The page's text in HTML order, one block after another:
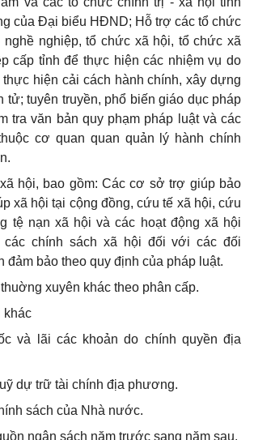
của Đại biểu HĐND; Hỗ trợ các tổ chức
nghiệp, tổ chức xã hội, tổ chức xã
cấp tỉnh để thực hiện các nhiệm vụ do
hiện cải cách hành chính, xây dựng
tử; tuyên truyền, phổ biến giáo dục pháp
tra văn bản quy phạm pháp luật và các
cơ quan quan quản lý hành chính
hội, bao gồm: Các cơ sở trợ giúp bảo
xã hội tại cộng đồng, cứu tế xã hội, cứu
tệ nạn xã hội và các hoạt động xã hội
các chính sách xã hội đối với các đối
đảm bảo theo quy định của pháp luật.
xuyên khác theo phân cấp.
khác
và lãi các khoản do chính quyền địa
dự trữ tài chính địa phương.
sách của Nhà nước.
ngân sách năm trước sang năm sau.